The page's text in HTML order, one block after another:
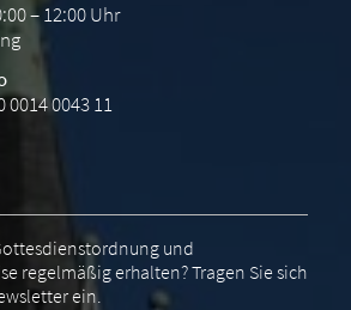
– 12:00 Uhr
0014 0043 11
und
regelmäßig erhalten? Tragen Sie sich
ein.